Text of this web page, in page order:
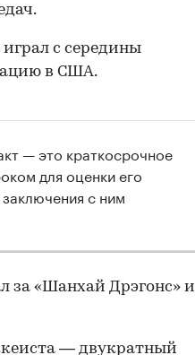
с середины
в США.
— это краткосрочное
для оценки его
с ним
за «Шанхай Дрэгонс» и
— двукратный